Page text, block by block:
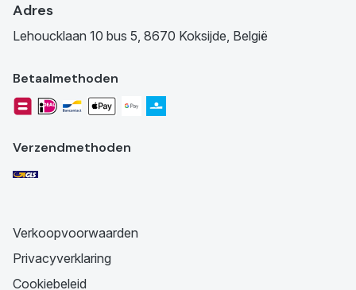
Adres
Lehoucklaan 10 bus 5, 8670 Koksijde, België
Betaalmethoden
Verzendmethoden
Verkoopvoorwaarden
Privacyverklaring
Cookiebeleid